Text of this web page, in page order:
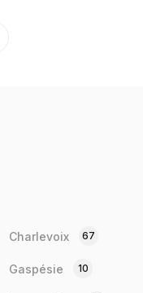
Charlevoix 67
Gaspésie 10